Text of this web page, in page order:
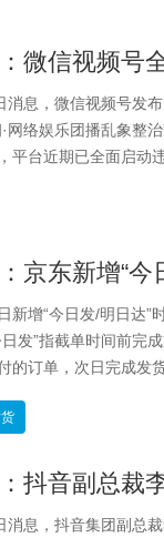
消息，微信视频号发
·网络娱乐团播乱象整
平台近期已全面启动
新增“今日发/明日达”
日发”指截单时间前完
的订单，次日完成发
消息，抖音集团副总